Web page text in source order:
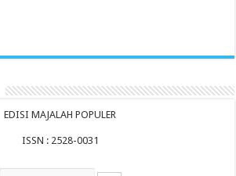
EDISI MAJALAH POPULER
ISSN : 2528-0031